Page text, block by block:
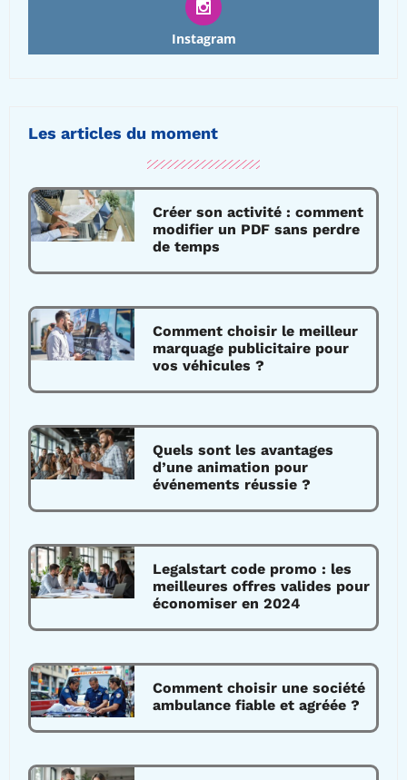
Instagram
Les articles du moment
Créer son activité : comment
modifier un PDF sans perdre
de temps
Comment choisir le meilleur
marquage publicitaire pour
vos véhicules ?
Quels sont les avantages
d’une animation pour
événements réussie ?
Legalstart code promo : les
meilleures offres valides pour
économiser en 2024
Comment choisir une société
ambulance fiable et agréée ?